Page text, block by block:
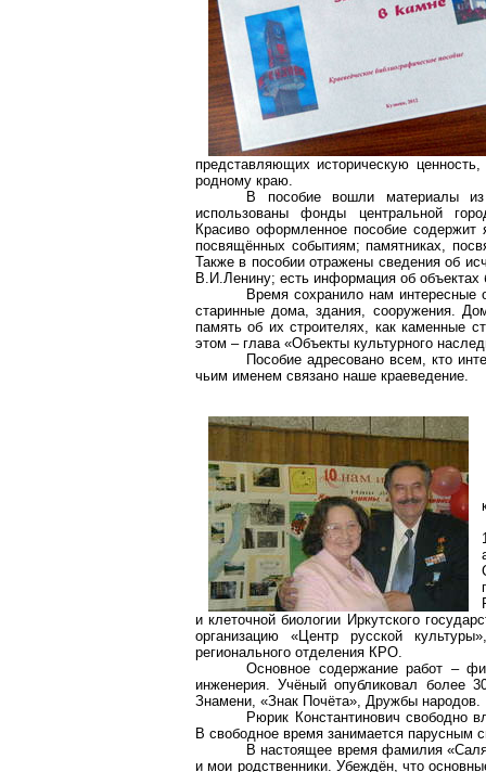
представляющих историческую
родному краю.
В пособие вошли материалы из
использованы фонды центральной
Красиво оформленное пособие
посвящённых событиям; памятниках,
Также в пособии отражены сведения об
В.И.Ленину; есть информация об объектах
Время сохранило нам интересные
старинные дома, здания, сооружения.
память об их строителях, как каменные
этом – глава «Объекты культурного
Пособие адресовано всем, кто
чьим именем связано наше краеведение.
и клеточной биологии Иркутского
организацию «Центр русской
регионального отделения КРО.
Основное содержание работ –
инженерия. Учёный опубликовал более
Знамени, «Знак Почёта», Дружбы народов.
Рюрик Константинович свободно
В свободное время занимается парусным
В настоящее время фамилия
и мои родственники. Убеждён, что